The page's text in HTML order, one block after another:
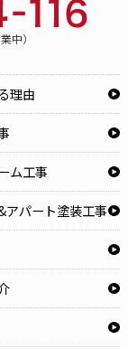
中）
理由
ム工事
アパート塗装工事